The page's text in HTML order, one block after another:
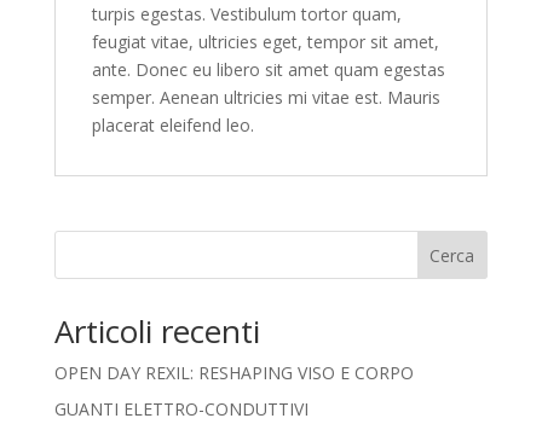
turpis egestas. Vestibulum tortor quam,
feugiat vitae, ultricies eget, tempor sit amet,
ante. Donec eu libero sit amet quam egestas
semper. Aenean ultricies mi vitae est. Mauris
placerat eleifend leo.
Cerca
Articoli recenti
OPEN DAY REXIL: RESHAPING VISO E CORPO
GUANTI ELETTRO-CONDUTTIVI